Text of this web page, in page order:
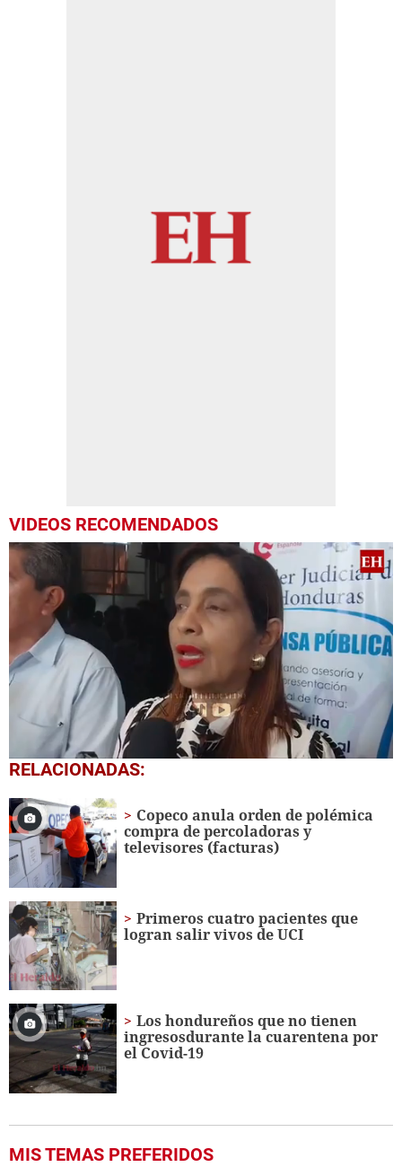
VIDEOS RECOMENDADOS
0
seconds
1
minute,
37
seconds
RELACIONADAS:
Copeco anula orden de polémica
compra de percoladoras y
televisores (facturas)
Primeros cuatro pacientes que
logran salir vivos de UCI
Los hondureños que no tienen
ingresosdurante la cuarentena por
el Covid-19
MIS TEMAS PREFERIDOS